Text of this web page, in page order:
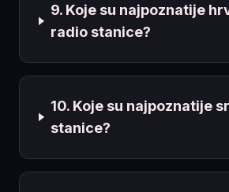
9. Koje su najpoznatije
radio stanice?
10. Koje su najpoznatije
stanice?